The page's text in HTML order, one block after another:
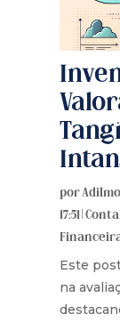
por
17:51 |
Este
na